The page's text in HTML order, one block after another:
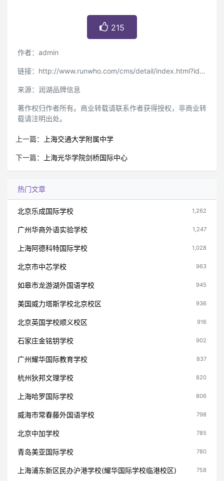
215
作者：admin
链接：http://www.runwho.com/cms/detail/index.html?id=373
来源：润湖品牌信息
著作权归作者所有。商业转载请联系作者获得授权，非商业转
载请注明出处。
上一篇： 上海交通大学附属中学
下一篇： 上海光华学院剑桥国际中心
热门文章
北京乐成国际学校 1,262
广州华商外语实验学校 1,247
上海阿德科特国际学校 1,028
北京市中芯学校 963
如皋市龙游湖外国语学校 945
美国威力塔斯学校北京校区 936
北京英国学校顺义校区 916
石家庄金铭钥学校 902
广州耀华国际教育学校 837
杭州狄邦文理学校 820
上海哈罗国际学校 806
威海市常春藤外国语学校 798
北京中加学校 785
青岛美亚国际学校 780
上海浦东新区民办沪港学校(耀华国际学校临港校区) 758